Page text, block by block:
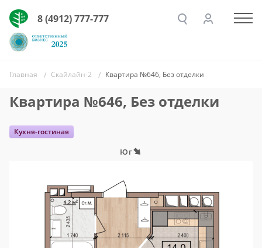
8 (4912) 777-777
Главная Скайлайн-2 Квартира №646, Без отделки
Квартира №646, Без отделки
Кухня-гостиная
Юг